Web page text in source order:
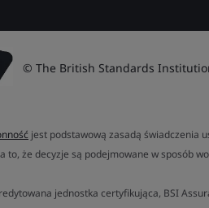
© The British Standards
jest podstawową zasadą świadczenia
to, że decyzje są podejmowane w sposób
jednostka certyfikująca, BSI